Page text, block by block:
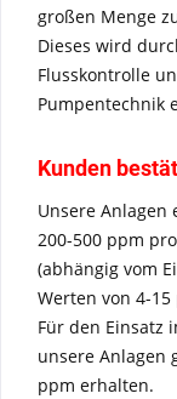
großen Menge
Dieses wird
Flusskontrolle
Pumpentechnik
Kunden
Unsere Anlagen
200-500 ppm
(abhängig vom
Werten von 4-15
Für den Einsatz
unsere Anlagen
ppm erhalten.